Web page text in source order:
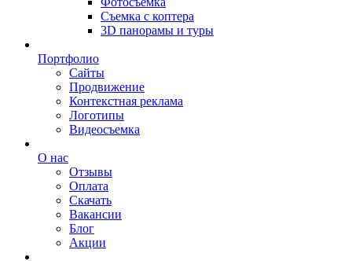
Съемка с коптера
3D панорамы и туры
Портфолио
Сайты
Продвижение
Контекстная реклама
Логотипы
Видеосъемка
О нас
Отзывы
Оплата
Скачать
Вакансии
Блог
Акции